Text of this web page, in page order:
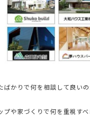
ばかりで何を相談して良い
プや家づくりで何を重視す